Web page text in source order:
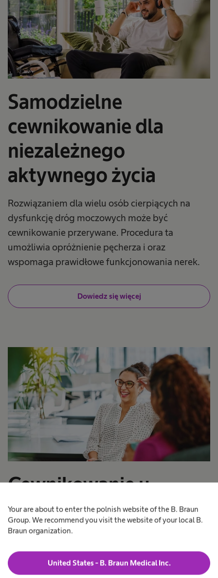
Your are about to enter the polnish website of the B. Braun
Group. We recommend you visit the website of your local B.
Braun organization.
United States - B. Braun Medical Inc.
Samodzielne
cewnikowanie dla
niezależnego
aktywnego życia
Rozwiązaniem dla wielu osób cierpiących na
dysfunkcję dróg moczowych może być
cewnikowanie przerywane. Procedura ta
umożliwia opróżnienie pęcherza i oraz
wspomaga prawidłowe funkcjonowania nerek.
Dowiedz się więcej
Cewnikowanie u
kobiet
Cewka moczowa u kobiet ma długość około 3-4
cm. W zależności od indywidualnych preferencji
można wybierać pomiędzy wersją mini lub